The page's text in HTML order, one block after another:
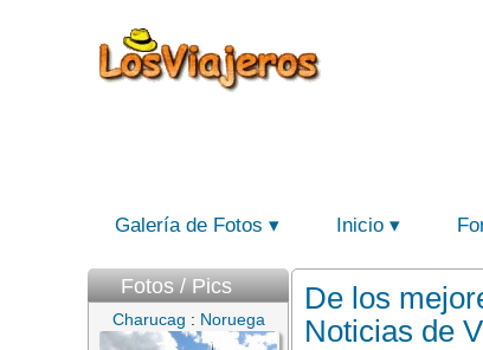
Galería de Fotos Inicio
Fotos / Pics
Charucag : Noruega
De los
Noticias de